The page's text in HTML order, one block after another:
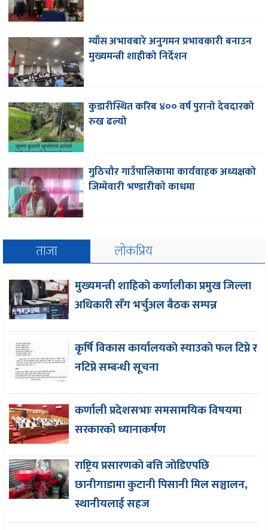
ग्याँस अभावबारे अनुगमन प्रभावकारी बनाउन
मुख्यमन्त्री शाहीको निर्देशन
कुडारीस्थित करिब ४०० वर्ष पुरानो देवदारको
रुख ढल्यो
गुठिचौर गाउँपालिकामा कार्यवाहक अध्यक्षको
जिम्मेवारी भण्डारीकाे काधमा
ताजा लोकप्रिय
मुख्यमन्त्री शाहिकाे कर्णालीका प्रमुख जिल्ला
अधिकारी सँग भर्चुअल बैठक सम्पन्न
कृर्षि विकास कार्यालयकाे स्याउकाे फल टिप्ने र
नटिप्ने सम्बन्धी सूचना
कर्णाली प्रदेशसभाः समसामयिक विषयमा
सरकारको ध्यानाकर्षण
राष्ट्रिय प्रसारणकाे बत्ति जाेडिएपछि
छानीगाडामा कुटानी पिसानी मिल सञ्चालन,
स्थानीयलाई सहज